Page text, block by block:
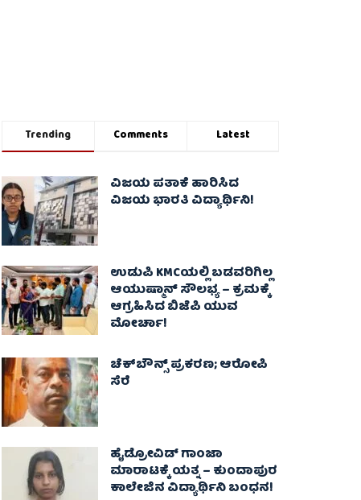
Trending Comments Latest
ವಿಜಯ ಪತಾಕೆ ಹಾರಿಸಿದ
ವಿಜಯ ಭಾರತಿ ವಿದ್ಯಾರ್ಥಿನಿ!
ಉಡುಪಿ KMCಯಲ್ಲಿ ಬಡವರಿಗಿಲ್ಲ
ಆಯುಷ್ಮಾನ್ ಸೌಲಭ್ಯ – ಕ್ರಮಕ್ಕೆ
ಆಗ್ರಹಿಸಿದ ಬಿಜೆಪಿ ಯುವ
ಮೋರ್ಚಾ!
ಚೆಕ್​ಬೌನ್ಸ್​ ಪ್ರಕರಣ; ಆರೋಪಿ
ಸೆರೆ
ಹೈಡ್ರೋವಿಡ್ ಗಾಂಜಾ
ಮಾರಾಟಕ್ಕೆ ಯತ್ನ – ಕುಂದಾಪುರ
ಕಾಲೇಜಿನ ವಿದ್ಯಾರ್ಥಿನಿ ಬಂಧನ!